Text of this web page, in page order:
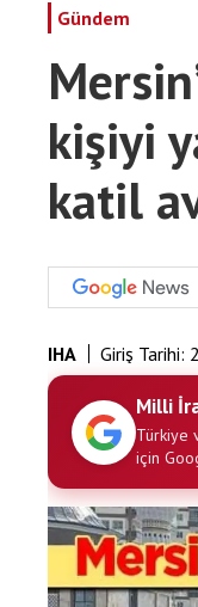
Gündem
kişiyi
katil
IHA Giriş Tarihi:
Milli
Türkiye
için